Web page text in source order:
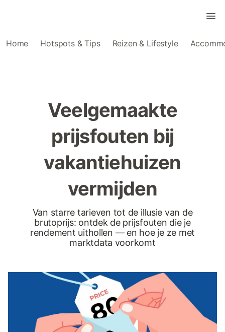
Home Hotspots & Tips Reizen & Lifestyle
Veelgemaakte
prijsfouten bij
vakantiehuizen
vermijden
Van starre tarieven tot de illusie van de
brutoprijs: ontdek de prijsfouten die je
rendement uithollen — en hoe je ze met
marktdata voorkomt